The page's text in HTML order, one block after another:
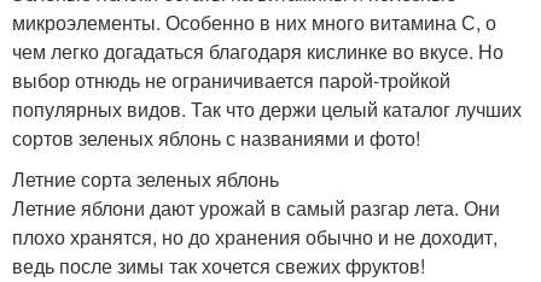
микроэлементы. Особенно в них много витамина С, о
чем легко догадаться благодаря кислинке во вкусе. Но
выбор отнюдь не ограничивается парой-тройкой
популярных видов. Так что держи целый каталог лучших
сортов зеленых яблонь с названиями и фото!
Летние сорта зеленых яблонь
Летние яблони дают урожай в самый разгар лета. Они
плохо хранятся, но до хранения обычно и не доходит,
ведь после зимы так хочется свежих фруктов!